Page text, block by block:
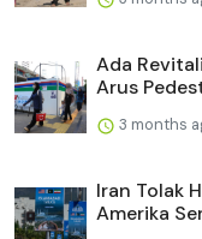
Ada
Arus
3 months
Iran Tolak
Amerika